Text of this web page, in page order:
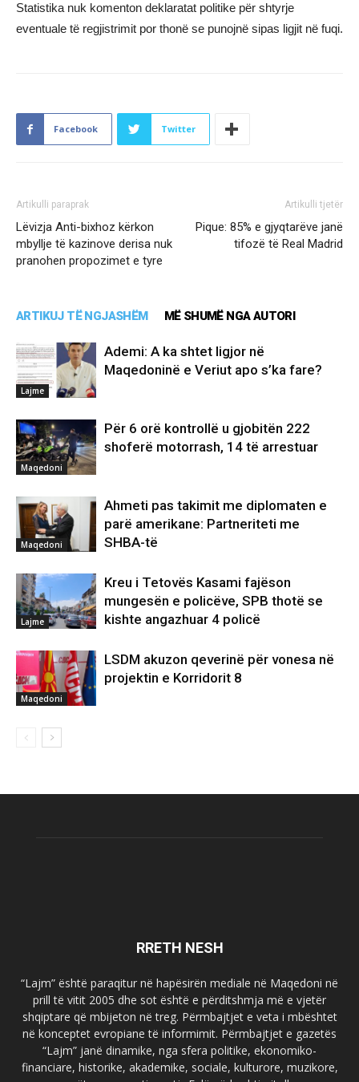
Statistika nuk komenton deklaratat politike për shtyrje
eventuale të regjistrimit por thonë se punojnë sipas ligjit në fuqi.
Facebook Twitter
Artikulli paraprak
Lëvizja Anti-bixhoz kërkon
mbyllje të kazinove derisa nuk
pranohen propozimet e tyre
Artikulli tjetër
Pique: 85% e gjyqtarëve janë
tifozë të Real Madrid
ARTIKUJ TË NGJASHËM MË SHUMË NGA AUTORI
Lajme
Ademi: A ka shtet ligjor në
Maqedoninë e Veriut apo s’ka fare?
Maqedoni
Për 6 orë kontrollë u gjobitën 222
shoferë motorrash, 14 të arrestuar
Maqedoni
Ahmeti pas takimit me diplomaten e
parë amerikane: Partneriteti me
SHBA-të
Lajme
Kreu i Tetovës Kasami fajëson
mungesën e policëve, SPB thotë se
kishte angazhuar 4 policë
Maqedoni
LSDM akuzon qeverinë për vonesa në
projektin e Korridorit 8
RRETH NESH
“Lajm” është paraqitur në hapësirën mediale në Maqedoni në
prill të vitit 2005 dhe sot është e përditshmja më e vjetër
shqiptare që mbijeton në treg. Përmbajtjet e veta i mbështet
në konceptet evropiane të informimit. Përmbajtjet e gazetës
“Lajm” janë dinamike, nga sfera politike, ekonomiko-
financiare, historike, akademike, sociale, kulturore, muzikore,